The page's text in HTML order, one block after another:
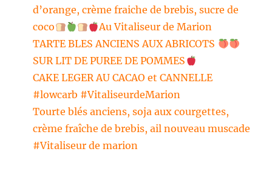
d’orange, crème fraiche de brebis, sucre de
coco
Au Vitaliseur de Marion
TARTE BLES ANCIENS AUX ABRICOTS
SUR LIT DE PUREE DE POMMES
CAKE LEGER AU CACAO et CANNELLE
#lowcarb #VitaliseurdeMarion
Tourte blés anciens, soja aux courgettes,
crème fraîche de brebis, ail nouveau muscade
#Vitaliseur de marion